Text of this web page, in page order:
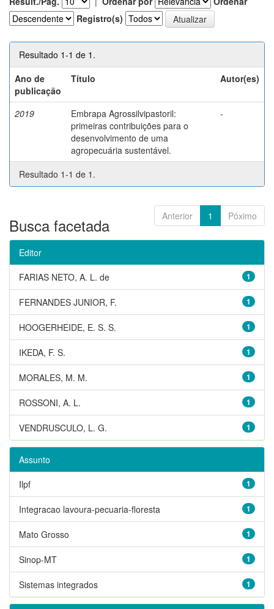
Registro(s)
Resultado 1-1 de 1.
Ano de
publicação
Título Autor(es)
2019
Embrapa Agrossilvipastoril:
primeiras contribuições para o
desenvolvimento de uma
agropecuária sustentável.
-
Resultado 1-1 de 1.
Anterior 1 Póximo
Busca facetada
Editor
1
FARIAS NETO, A. L. de
1
FERNANDES JUNIOR, F.
1
HOOGERHEIDE, E. S. S.
1
IKEDA, F. S.
1
MORALES, M. M.
1
ROSSONI, A. L.
1
VENDRUSCULO, L. G.
Assunto
1
Ilpf
1
Integracao lavoura-pecuaria-floresta
1
Mato Grosso
1
Sinop-MT
1
Sistemas integrados